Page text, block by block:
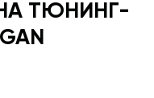
ТЮНИНГ-